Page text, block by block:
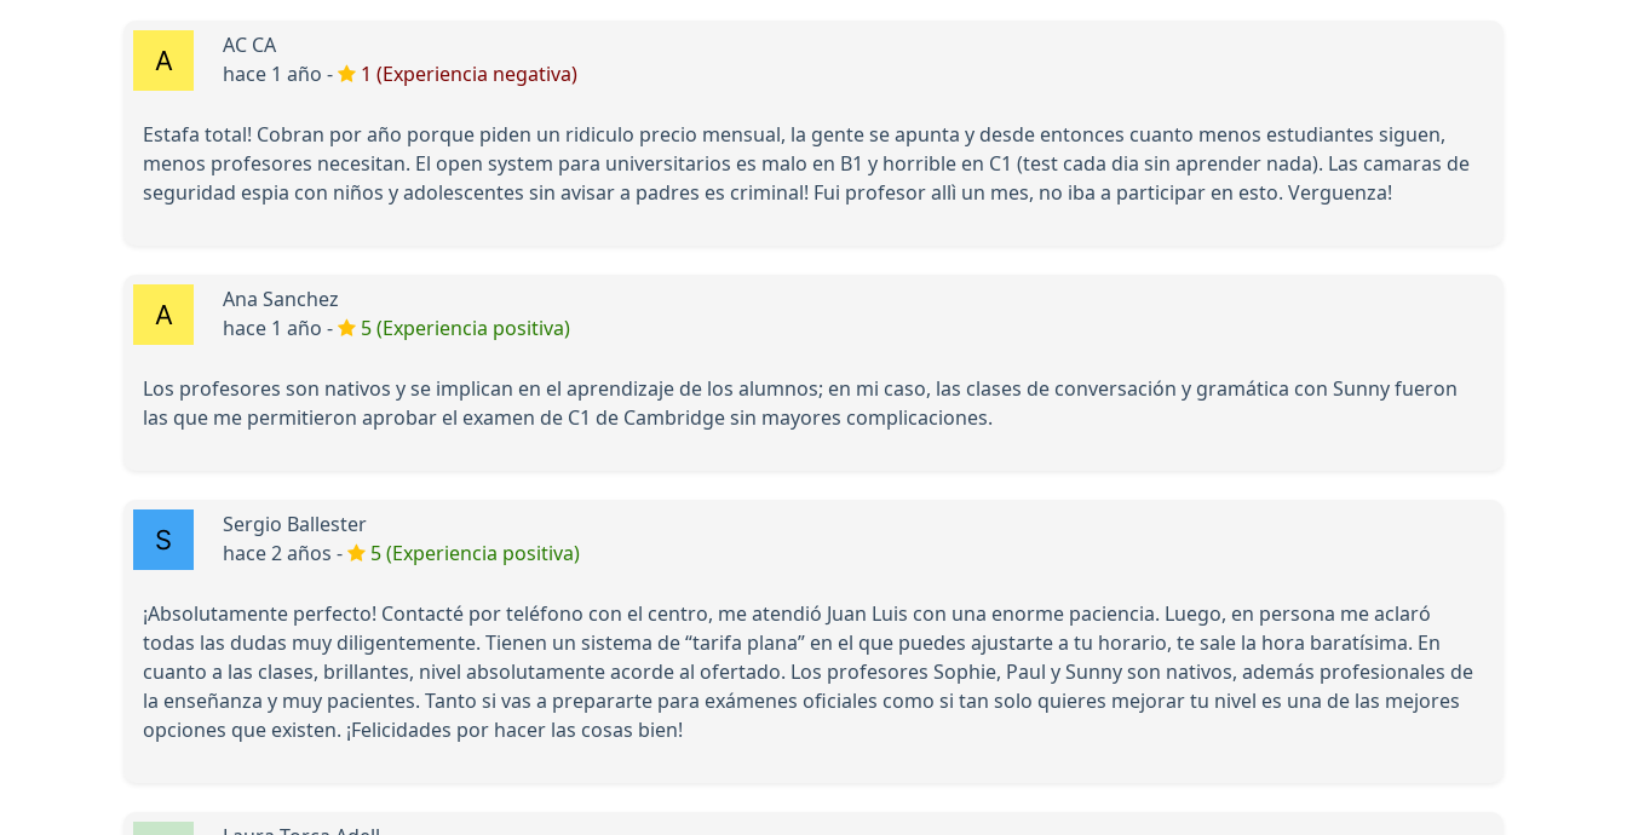
AC CA
hace 1 año -
1 (Experiencia negativa)
Estafa total! Cobran por año porque piden un ridiculo precio mensual, la gente se apunta y desde entonces cuanto menos estudiantes siguen,
menos profesores necesitan. El open system para universitarios es malo en B1 y horrible en C1 (test cada dia sin aprender nada). Las camaras de
seguridad espia con niños y adolescentes sin avisar a padres es criminal! Fui profesor allì un mes, no iba a participar en esto. Verguenza!
Ana Sanchez
hace 1 año -
5 (Experiencia positiva)
Los profesores son nativos y se implican en el aprendizaje de los alumnos; en mi caso, las clases de conversación y gramática con Sunny fueron
las que me permitieron aprobar el examen de C1 de Cambridge sin mayores complicaciones.
Sergio Ballester
hace 2 años -
5 (Experiencia positiva)
¡Absolutamente perfecto! Contacté por teléfono con el centro, me atendió Juan Luis con una enorme paciencia. Luego, en persona me aclaró
todas las dudas muy diligentemente. Tienen un sistema de “tarifa plana” en el que puedes ajustarte a tu horario, te sale la hora baratísima. En
cuanto a las clases, brillantes, nivel absolutamente acorde al ofertado. Los profesores Sophie, Paul y Sunny son nativos, además profesionales de
la enseñanza y muy pacientes. Tanto si vas a prepararte para exámenes oficiales como si tan solo quieres mejorar tu nivel es una de las mejores
opciones que existen. ¡Felicidades por hacer las cosas bien!